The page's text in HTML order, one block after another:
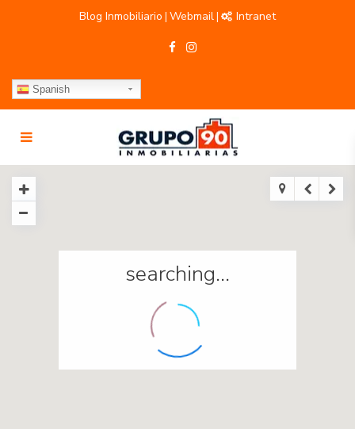
Blog Inmobiliario | Webmail| Intranet
Spanish
searching...